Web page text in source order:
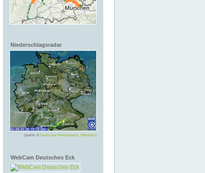
Niederschlagsradar
Quelle: © Deutscher Wetterdienst, Offenbach
WebCam Deutsches Eck